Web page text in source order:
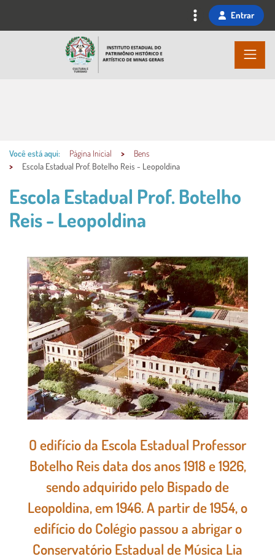
Entrar
Você está aqui: Página Inicial
Bens
Escola Estadual Prof. Botelho Reis - Leopoldina
Escola Estadual Prof. Botelho
Reis - Leopoldina
Conteúdo Principal
O edifício da Escola Estadual Professor
Botelho Reis data dos anos 1918 e 1926,
sendo adquirido pelo Bispado de
Leopoldina, em 1946. A partir de 1954, o
edifício do Colégio passou a abrigar o
Conservatório Estadual de Música Lia